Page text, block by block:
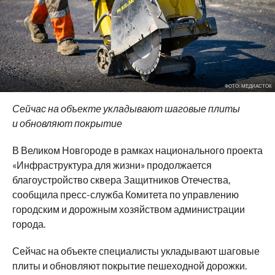
ФОТО: МЕДИАСТОК
Сейчас на объекте укладывают шаговые плиты
и обновляют покрытие
В Великом Новгороде в рамках национального проекта
«Инфраструктура для жизни» продолжается
благоустройство сквера Защитников Отечества,
сообщила пресс-служба Комитета по управлению
городским и дорожным хозяйством администрации
города.
Сейчас на объекте специалисты укладывают шаговые
плиты и обновляют покрытие пешеходной дорожки.